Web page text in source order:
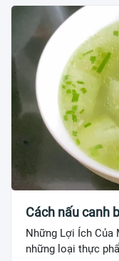
Cách nấu canh
Những Lợi Ích Của
những loại thực